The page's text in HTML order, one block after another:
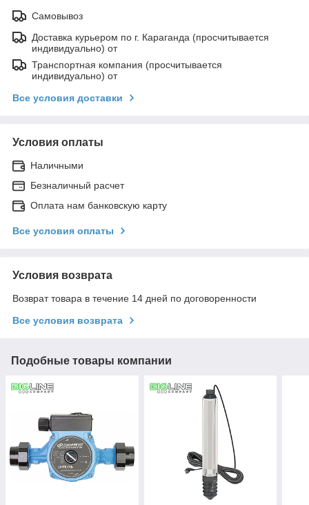
Самовывоз
Доставка курьером по г. Караганда (просчитывается
индивидуально) от
Транспортная компания (просчитывается
индивидуально) от
Все условия доставки
Условия оплаты
Наличными
Безналичный расчет
Оплата нам банковскую карту
Все условия оплаты
Условия возврата
Возврат товара в течение 14 дней по договоренности
Все условия возврата
Подобные товары компании